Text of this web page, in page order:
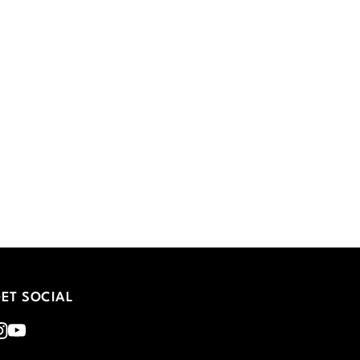
SOCIAL
Youtube